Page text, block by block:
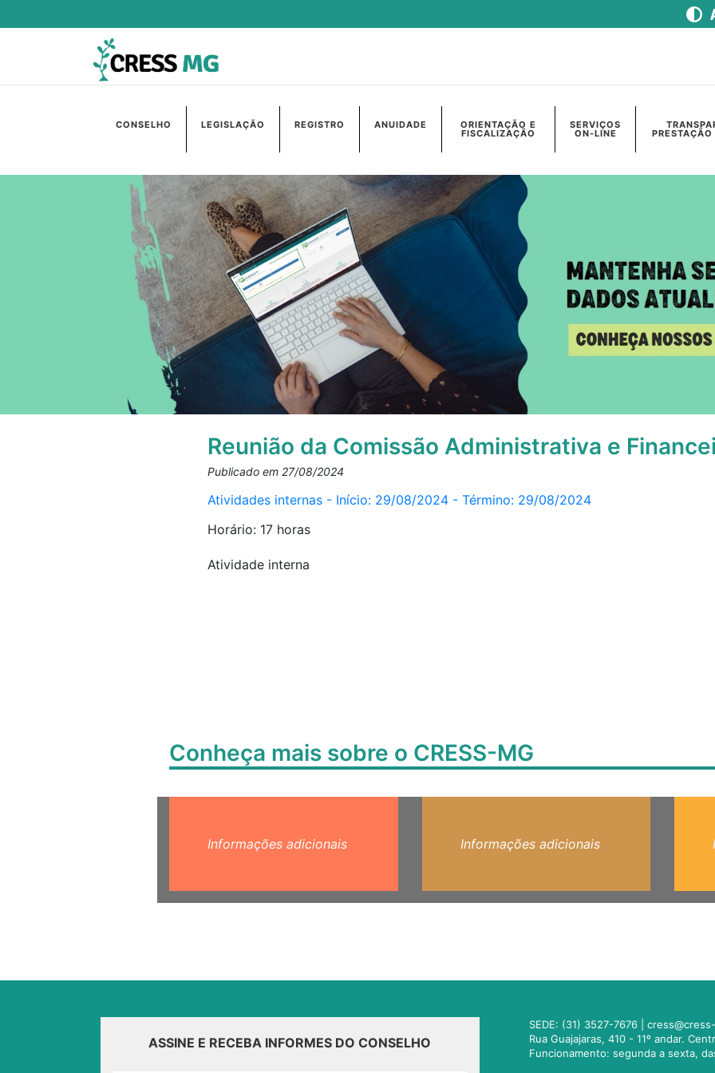
CONSELHO LEGISLAÇÃO REGISTRO ANUIDADE ORIENTAÇÃO E
FISCALIZAÇÃO
SERVIÇOS
ON-LINE
Reunião da Comissão Administrativa e
Publicado em 27/08/2024
Atividades internas - Início: 29/08/2024 - Término: 29/08/2024
Horário: 17 horas
Atividade interna
Conheça mais sobre o CRESS-MG
Informações adicionais Informações adicionais
ASSINE E RECEBA INFORMES DO CONSELHO
SEDE: (31) 3527-7676 |
Rua Guajajaras, 410 - 11º andar.
Funcionamento: segunda a sexta,